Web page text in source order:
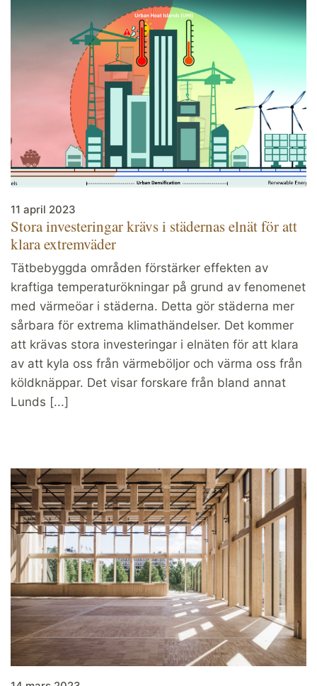
11 april 2023
Stora investeringar krävs i städernas elnät för att
klara extremväder
Tätbebyggda områden förstärker effekten av
kraftiga temperaturökningar på grund av fenomenet
med värmeöar i städerna. Detta gör städerna mer
sårbara för extrema klimathändelser. Det kommer
att krävas stora investeringar i elnäten för att klara
av att kyla oss från värmeböljor och värma oss från
köldknäppar. Det visar forskare från bland annat
Lunds [...]